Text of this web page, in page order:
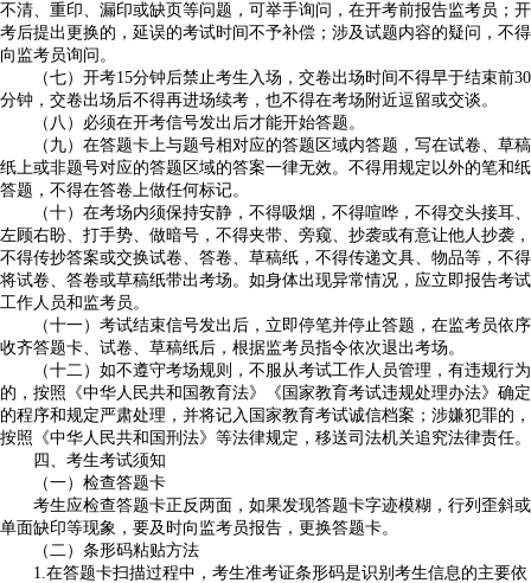
不清、重印、漏印或缺页等问题，可举手询问，在开考前报告监考员；开
考后提出更换的，延误的考试时间不予补偿；涉及试题内容的疑问，不得
向监考员询问。
（七）开考15分钟后禁止考生入场，交卷出场时间不得早于结束前30
分钟，交卷出场后不得再进场续考，也不得在考场附近逗留或交谈。
（八）必须在开考信号发出后才能开始答题。
（九）在答题卡上与题号相对应的答题区域内答题，写在试卷、草稿
纸上或非题号对应的答题区域的答案一律无效。不得用规定以外的笔和纸
答题，不得在答卷上做任何标记。
（十）在考场内须保持安静，不得吸烟，不得喧哗，不得交头接耳、
左顾右盼、打手势、做暗号，不得夹带、旁窥、抄袭或有意让他人抄袭，
不得传抄答案或交换试卷、答卷、草稿纸，不得传递文具、物品等，不得
将试卷、答卷或草稿纸带出考场。如身体出现异常情况，应立即报告考试
工作人员和监考员。
（十一）考试结束信号发出后，立即停笔并停止答题，在监考员依序
收齐答题卡、试卷、草稿纸后，根据监考员指令依次退出考场。
（十二）如不遵守考场规则，不服从考试工作人员管理，有违规行为
的，按照《中华人民共和国教育法》《国家教育考试违规处理办法》确定
的程序和规定严肃处理，并将记入国家教育考试诚信档案；涉嫌犯罪的，
按照《中华人民共和国刑法》等法律规定，移送司法机关追究法律责任。
四、考生考试须知
（一）检查答题卡
考生应检查答题卡正反两面，如果发现答题卡字迹模糊，行列歪斜或
单面缺印等现象，要及时向监考员报告，更换答题卡。
（二）条形码粘贴方法
1.在答题卡扫描过程中，考生准考证条形码是识别考生信息的主要依